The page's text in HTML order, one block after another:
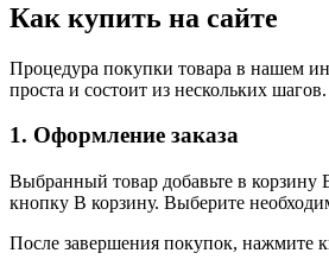
Как купить на сайте
Процедура покупки товара в нашем
проста и состоит из нескольких шагов.
1. Оформление заказа
Выбранный товар добавьте в
кнопку В корзину. Выберите
После завершения покупок, нажмите